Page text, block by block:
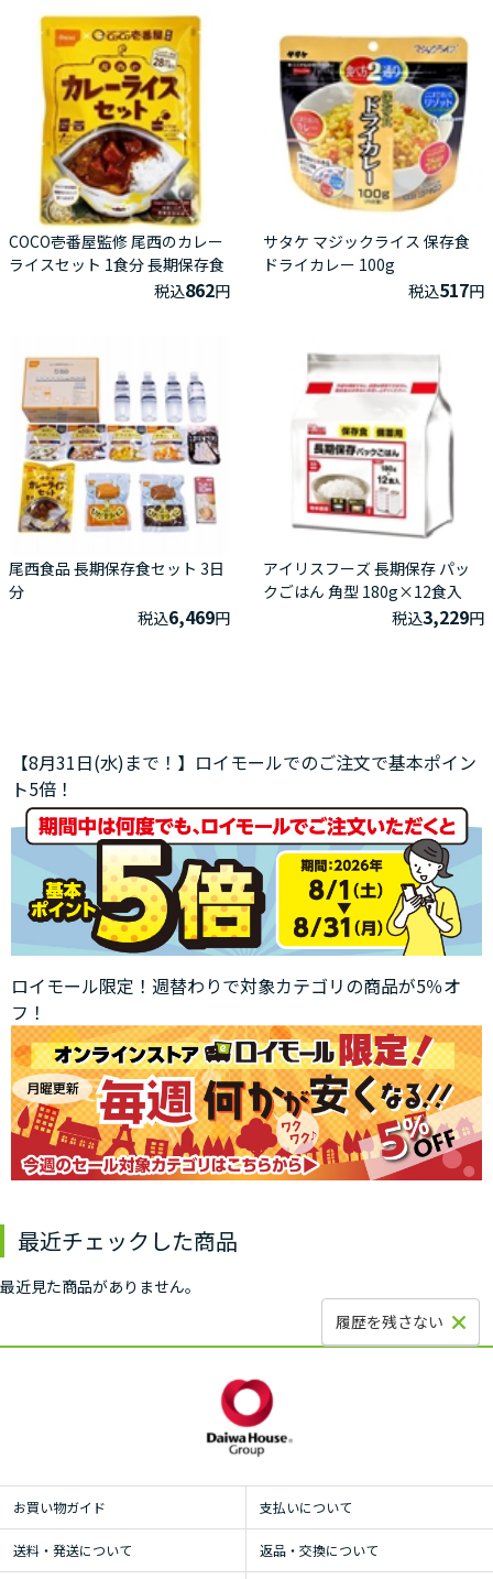
COCO壱番屋監修 尾西のカレー
ライスセット 1食分 長期保存食
税込862円
サタケ マジックライス 保存食
ドライカレー 100g
税込517円
尾西食品 長期保存食セット 3日
分
税込6,469円
アイリスフーズ 長期保存 パッ
クごはん 角型 180g×12食入
税込3,229円
【8月31日(水)まで！】ロイモールでのご注文で基本ポイン
ト5倍！
ロイモール限定！週替わりで対象カテゴリの商品が5％オ
フ！
最近チェックした商品
最近見た商品がありません。
履歴を残さない
お買い物ガイド 支払いについて
送料・発送について 返品・交換について